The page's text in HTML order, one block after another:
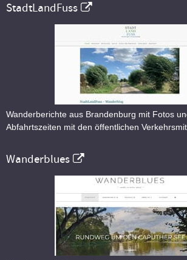
StadtLandFuss
Wanderberichte aus Brandenburg mit Fotos
Abfahrtszeiten mit den öffentlichen
Wanderblues